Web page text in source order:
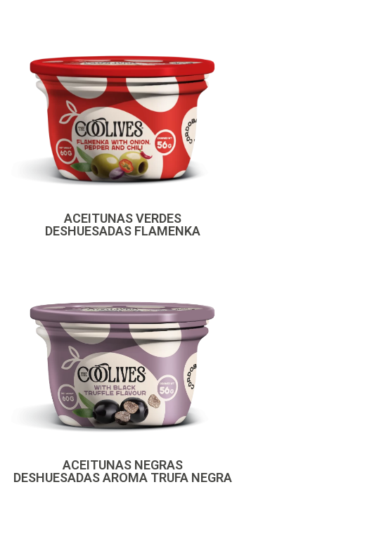
ACEITUNAS VERDES
DESHUESADAS FLAMENKA
ACEITUNAS NEGRAS
DESHUESADAS AROMA TRUFA NEGRA